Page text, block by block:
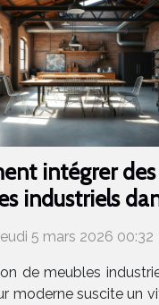
intégrer des
industriels
moderne ?
5 mars 2026 00:32
de meubles
moderne suscite un